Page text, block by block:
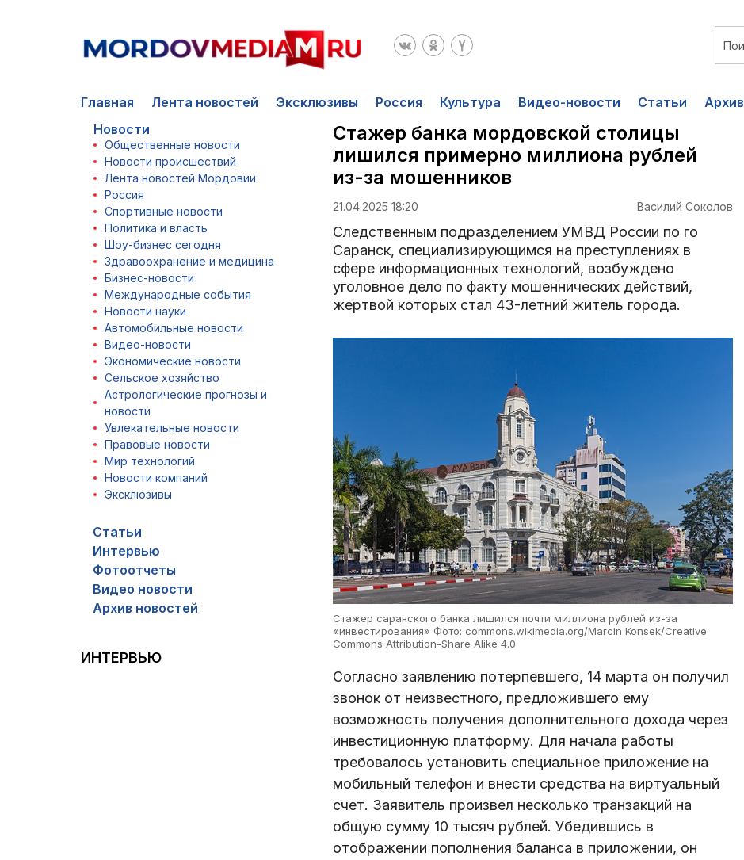
Главная Лента новостей Эксклюзивы Россия Культура Видео-новости Статьи Архив
Новости
Общественные новости
Новости происшествий
Лента новостей Мордовии
Россия
Спортивные новости
Политика и власть
Шоу-бизнес сегодня
Здравоохранение и медицина
Бизнес-новости
Международные события
Новости науки
Автомобильные новости
Видео-новости
Экономические новости
Сельское хозяйство
Астрологические прогнозы и
новости
Увлекательные новости
Правовые новости
Мир технологий
Новости компаний
Эксклюзивы
Статьи
Интервью
Фотоотчеты
Видео новости
Архив новостей
ИНТЕРВЬЮ
Стажер банка мордовской столицы
лишился примерно миллиона рублей
из-за мошенников
21.04.2025 18:20 Василий Соколов
Следственным подразделением УМВД России по го
Саранск, специализирующимся на преступлениях в
сфере информационных технологий, возбуждено
уголовное дело по факту мошеннических действий,
жертвой которых стал 43-летний житель города.
Стажер саранского банка лишился почти миллиона рублей из-за
«инвестирования» Фото: commons.wikimedia.org/Marcin Konsek/Creative
Commons Attribution-Share Alike 4.0
Согласно заявлению потерпевшего, 14 марта он получил
звонок от неизвестного, предложившего ему
возможность получения дополнительного дохода через
инвестиционную платформу. Для начала работы
требовалось установить специальное приложение на
мобильный телефон и внести средства на виртуальный
счет. Заявитель произвел несколько транзакций на
общую сумму 10 тысяч рублей. Убедившись в
отображении пополнения баланса в приложении, он